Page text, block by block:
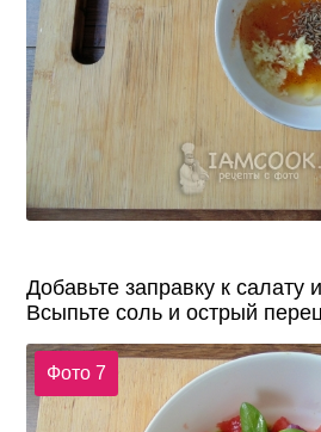
Добавьте заправку к салату
Всыпьте соль и острый
Фото 7